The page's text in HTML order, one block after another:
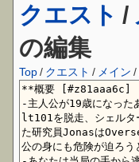
クエスト /
の編集
Top / クエスト / メイン /